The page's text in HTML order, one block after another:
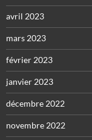
avril 2023
mars 2023
février 2023
janvier 2023
décembre 2022
novembre 2022